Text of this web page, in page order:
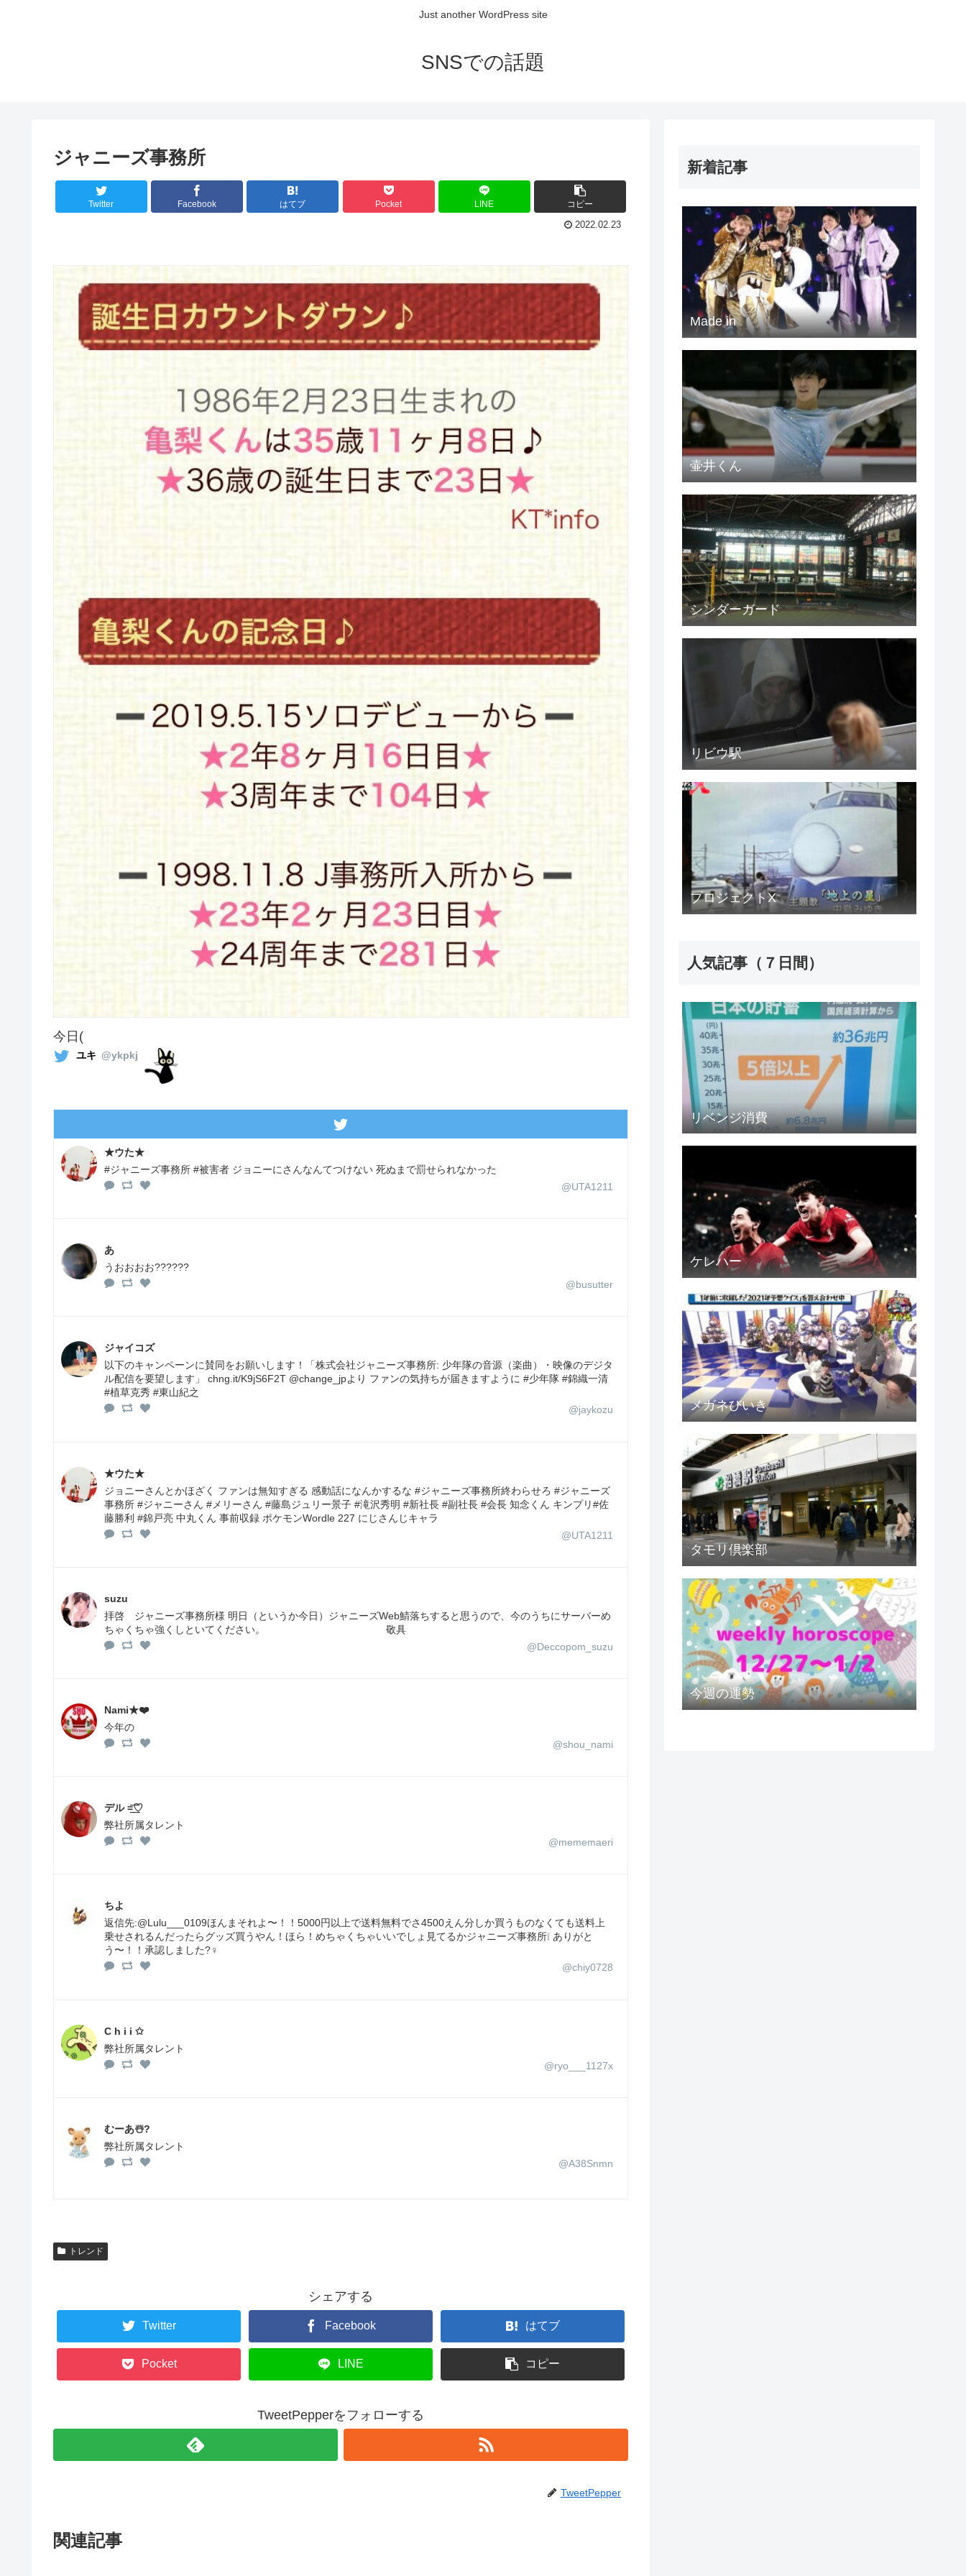
Just another WordPress site
SNSでの話題
ジャニーズ事務所
Twitter Facebook はてブ Pocket LINE コピー
2022.02.23
今日(
ユキ @ykpkj
★ウた★
#ジャニーズ事務所 #被害者 ジョニーにさんなんてつけない 死ぬまで罰せられなかった
@UTA1211
あ
うおおおお??????
@busutter
ジャイコズ
以下のキャンペーンに賛同をお願いします！「株式会社ジャニーズ事務所: 少年隊の音源（楽曲）・映像のデジタ
ル配信を要望します」 chng.it/K9jS6F2T @change_jpより ファンの気持ちが届きますように #少年隊 #錦織一清
#植草克秀 #東山紀之
@jaykozu
★ウた★
ジョニーさんとかほざく ファンは無知すぎる 感動話になんかするな #ジャニーズ事務所終わらせろ #ジャニーズ
事務所 #ジャニーさん #メリーさん #藤島ジュリー景子 #滝沢秀明 #新社長 #副社長 #会長 知念くん キンプリ#佐
藤勝利 #錦戸亮 中丸くん 事前収録 ポケモンWordle 227 にじさんじキャラ
@UTA1211
suzu
拝啓 ジャニーズ事務所様 明日（というか今日）ジャニーズWeb鯖落ちすると思うので、今のうちにサーバーめ
ちゃくちゃ強くしといてください。 敬具
@Deccopom_suzu
Nami★❤️
今年の
@shou_nami
デル =͟͟͞♡
弊社所属タレント
@mememaeri
ちよ
返信先:@Lulu___0109ほんまそれよ〜！！5000円以上で送料無料でさ4500えん分しか買うものなくても送料上
乗せされるんだったらグッズ買うやん！ほら！めちゃくちゃいいでしょ見てるかジャニーズ事務所❕ ありがと
う〜！！承認しました?‍♀️
@chiy0728
C h i i ✩
弊社所属タレント
@ryo___1127x
むーあ☃️?
弊社所属タレント
@A38Snmn
トレンド
シェアする
Twitter Facebook はてブ
Pocket LINE コピー
TweetPepperをフォローする
TweetPepper
関連記事
新着記事
Made in
壷井くん
シンダーガード
リビウ駅
プロジェクトX
人気記事（７日間）
リベンジ消費
ケレハー
メガネびいき
タモリ倶楽部
今週の運勢